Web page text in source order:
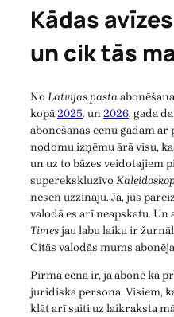
Kādas
un cik tās
NoLatvijas pasta
kopā2025. un2026. gada
abonēšanas cenu gadam
nodomu izņēmu ārā visu,
un uz to bāzes veidotajiem
superekskluzīvo
nesen uzzināju. Jā, jūs
valodā es arī neapskatu.
Timesjau labu laiku ir
Citās valodās mums
Pirmā cena ir, ja abonē kā
juridiska persona. Visiem,
klāt arī saiti uz laikraksta